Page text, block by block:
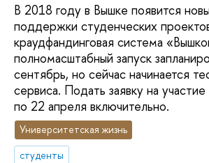
В 2018 году в Вышке появится
поддержки студенческих
краудфандинговая система
полномасштабный запуск
сентябрь, но сейчас начинается
сервиса. Подать заявку на
по 22 апреля включительно.
Университетская жизнь
студенты